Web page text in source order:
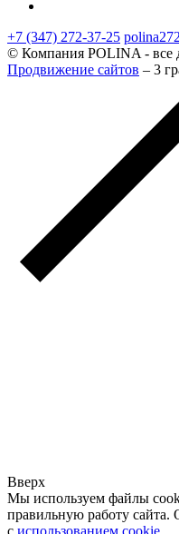
+7 (347) 272-37-25
© Компания POLINA - все
Продвижение сайтов – 3
Вверх
Мы используем файлы
правильную работу сайта.
с использованием cookie